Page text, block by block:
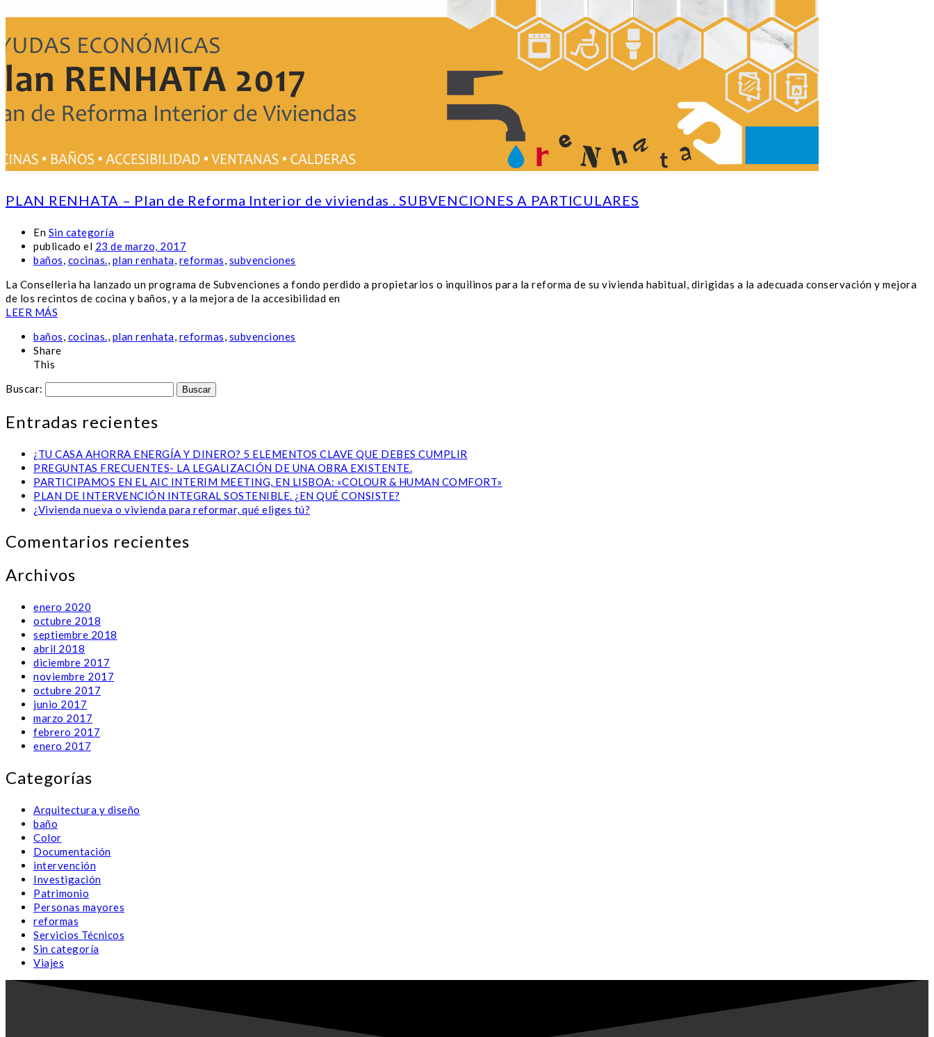
PLAN RENHATA – Plan de Reforma Interior de viviendas . SUBVENCIONES A PARTICULARES
En Sin categoría
publicado el 23 de marzo, 2017
baños, cocinas., plan renhata, reformas, subvenciones
La Conselleria ha lanzado un programa de Subvenciones a fondo perdido a propietarios o inquilinos para la reforma de su vivienda habitual, dirigidas a la adecuada conservación y mejora
de los recintos de cocina y baños, y a la mejora de la accesibilidad en
LEER MÁS
baños, cocinas., plan renhata, reformas, subvenciones
Share
This
Buscar:
Entradas recientes
¿TU CASA AHORRA ENERGÍA Y DINERO? 5 ELEMENTOS CLAVE QUE DEBES CUMPLIR
PREGUNTAS FRECUENTES- LA LEGALIZACIÓN DE UNA OBRA EXISTENTE.
PARTICIPAMOS EN EL AIC INTERIM MEETING, EN LISBOA: «COLOUR & HUMAN COMFORT»
PLAN DE INTERVENCIÓN INTEGRAL SOSTENIBLE. ¿EN QUÉ CONSISTE?
¿Vivienda nueva o vivienda para reformar, qué eliges tú?
Comentarios recientes
Archivos
enero 2020
octubre 2018
septiembre 2018
abril 2018
diciembre 2017
noviembre 2017
octubre 2017
junio 2017
marzo 2017
febrero 2017
enero 2017
Categorías
Arquitectura y diseño
baño
Color
Documentación
intervención
Investigación
Patrimonio
Personas mayores
reformas
Servicios Técnicos
Sin categoría
Viajes